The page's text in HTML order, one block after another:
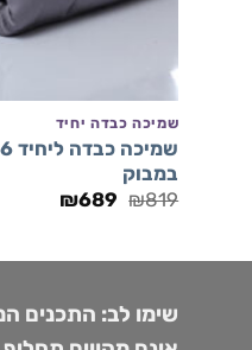
שמיכה כבדה יחיד
במבוק
₪819
המחיר
₪819.
₪689
המחיר
₪689.
שימו לב: התכנים